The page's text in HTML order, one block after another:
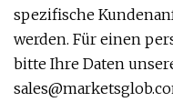
spezifische
werden. Für einen
bitte Ihre Daten